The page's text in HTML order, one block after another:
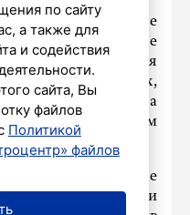
нарушение
выражающее явное
сопровождающееся
местах,
к гражданам, а
повреждением
Зокиров.
судебной практике
к ответственности
по сайту
а также для
и содействия
сайта, Вы
файлов
Политикой
файлов